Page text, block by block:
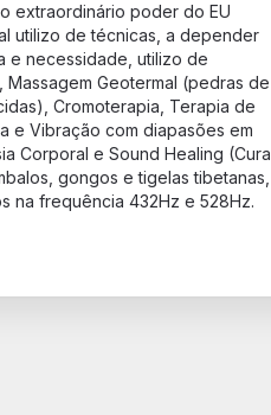
extraordinário poder do EU
utilizo de técnicas, a depender
e necessidade, utilizo de
Geotermal (pedras de
Cromoterapia, Terapia de
e Vibração com diapasões em
Corporal e Sound Healing (Cura
gongos e tigelas tibetanas,
na frequência 432Hz e 528Hz.